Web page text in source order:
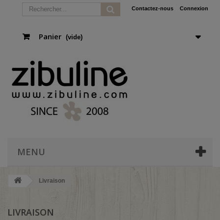
Connexion
Contactez-nous
Panier (vide)
MENU
Livraison
LIVRAISON